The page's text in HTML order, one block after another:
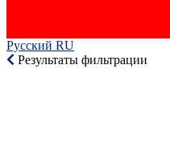
Русский RU‎
Результаты фильтрации